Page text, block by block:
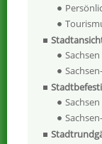
Sachsen
Sachsen